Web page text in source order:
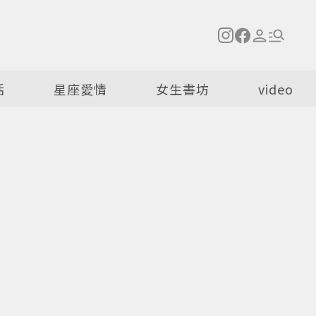
星座愛情 女生書坊 video